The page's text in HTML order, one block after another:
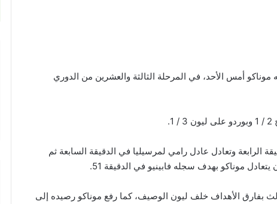
في فخ التعادل 2/2 أمام ضيفه موناكو أمس الأحد، في المرحلة الثالثة والعشرين من الدوري
الرابعة وتعادل عادل رامي لمرسيليا في الدقيقة السابعة ثم
نقطة في المركز الثالث بفارق الأهداف خلف ليون الوصيف، كما رفع موناكو رصيده إلى